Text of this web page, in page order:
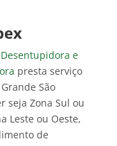
e
presta serviço
São
seja Zona Sul ou
Leste ou Oeste,
de